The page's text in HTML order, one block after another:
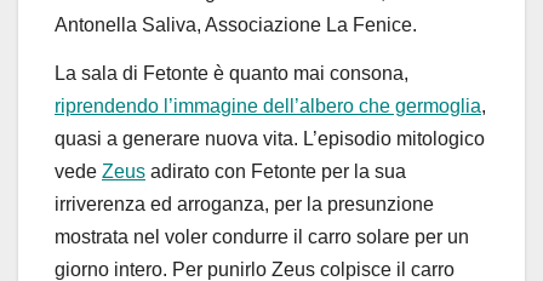
Antonella Saliva, Associazione La Fenice.
La sala di Fetonte è quanto mai consona,
riprendendo l’immagine dell’albero che germoglia,
quasi a generare nuova vita. L’episodio mitologico
vede Zeus adirato con Fetonte per la sua
irriverenza ed arroganza, per la presunzione
mostrata nel voler condurre il carro solare per un
giorno intero. Per punirlo Zeus colpisce il carro